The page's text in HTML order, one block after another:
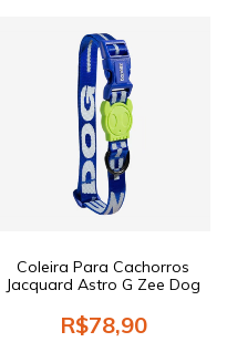
Coleira Para Cachorros
Jacquard Astro G Zee Dog
R$78,90